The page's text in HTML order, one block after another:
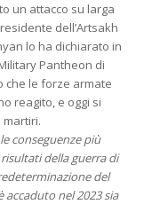
un attacco su larga
dell’Artsakh
lo ha dichiarato in
Pantheon di
che le forze armate
reagito, e oggi si
conseguenze più
della guerra di
del
accaduto nel 2023 sia